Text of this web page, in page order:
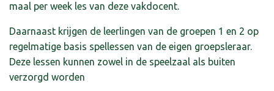
maal per week les van deze vakdocent.
Daarnaast krijgen de leerlingen van de groepen 1 en 2 op
regelmatige basis spellessen van de eigen groepsleraar.
Deze lessen kunnen zowel in de speelzaal als buiten
verzorgd worden